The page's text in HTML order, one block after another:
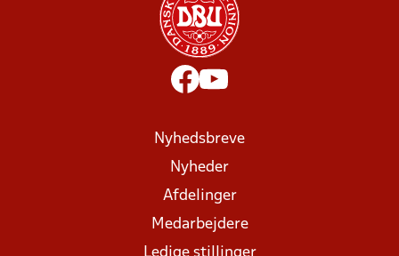
Nyhedsbreve
Nyheder
Afdelinger
Medarbejdere